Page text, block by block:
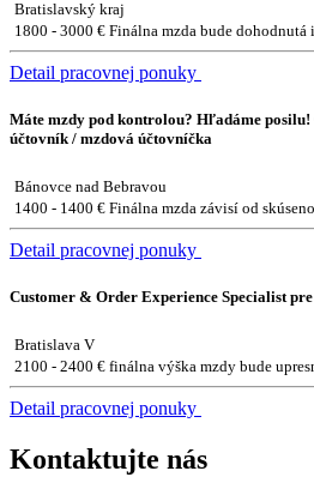
Bratislavský kraj
1800 - 3000 € Finálna mzda bude dohodnutá
Detail pracovnej ponuky
Máte mzdy pod kontrolou? Hľadáme
účtovník / mzdová účtovníčka
Bánovce nad Bebravou
1400 - 1400 € Finálna mzda závisí od
Detail pracovnej ponuky
Customer & Order Experience Specialist
Bratislava V
2100 - 2400 € finálna výška mzdy bude
Detail pracovnej ponuky
Kontaktujte nás